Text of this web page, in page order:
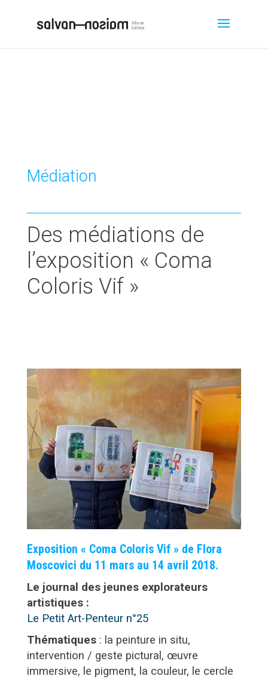
Médiation
Des médiations de
l’exposition « Coma
Coloris Vif »
Exposition « Coma Coloris Vif » de Flora
Moscovici du 11 mars au 14 avril 2018.
Le journal des jeunes explorateurs
artistiques :
Le Petit Art-Penteur n°25
Thématiques: la peinture in situ,
intervention / geste pictural, œuvre
immersive, le pigment, la couleur, le cercle